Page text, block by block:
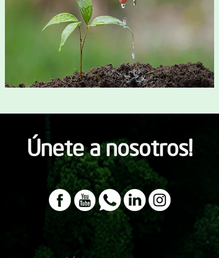
Únete a nosotros!